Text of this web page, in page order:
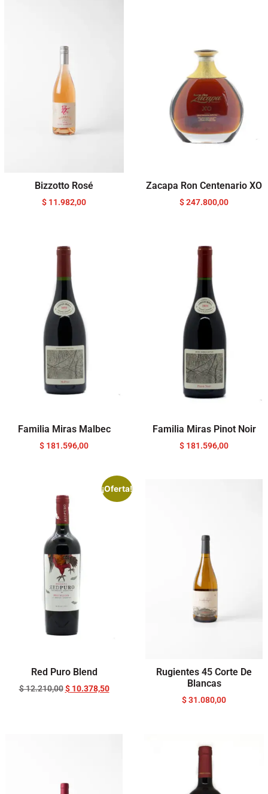
Bizzotto Rosé
$ 11.982,00
Zacapa Ron Centenario XO
$247.800,00
Familia Miras Malbec
$ 181.596,00
Familia Miras Pinot Noir
$ 181.596,00
¡Oferta!
Red Puro Blend
$12.210,00 $10.378,50
Rugientes 45 Corte De
Blancas
$31.080,00